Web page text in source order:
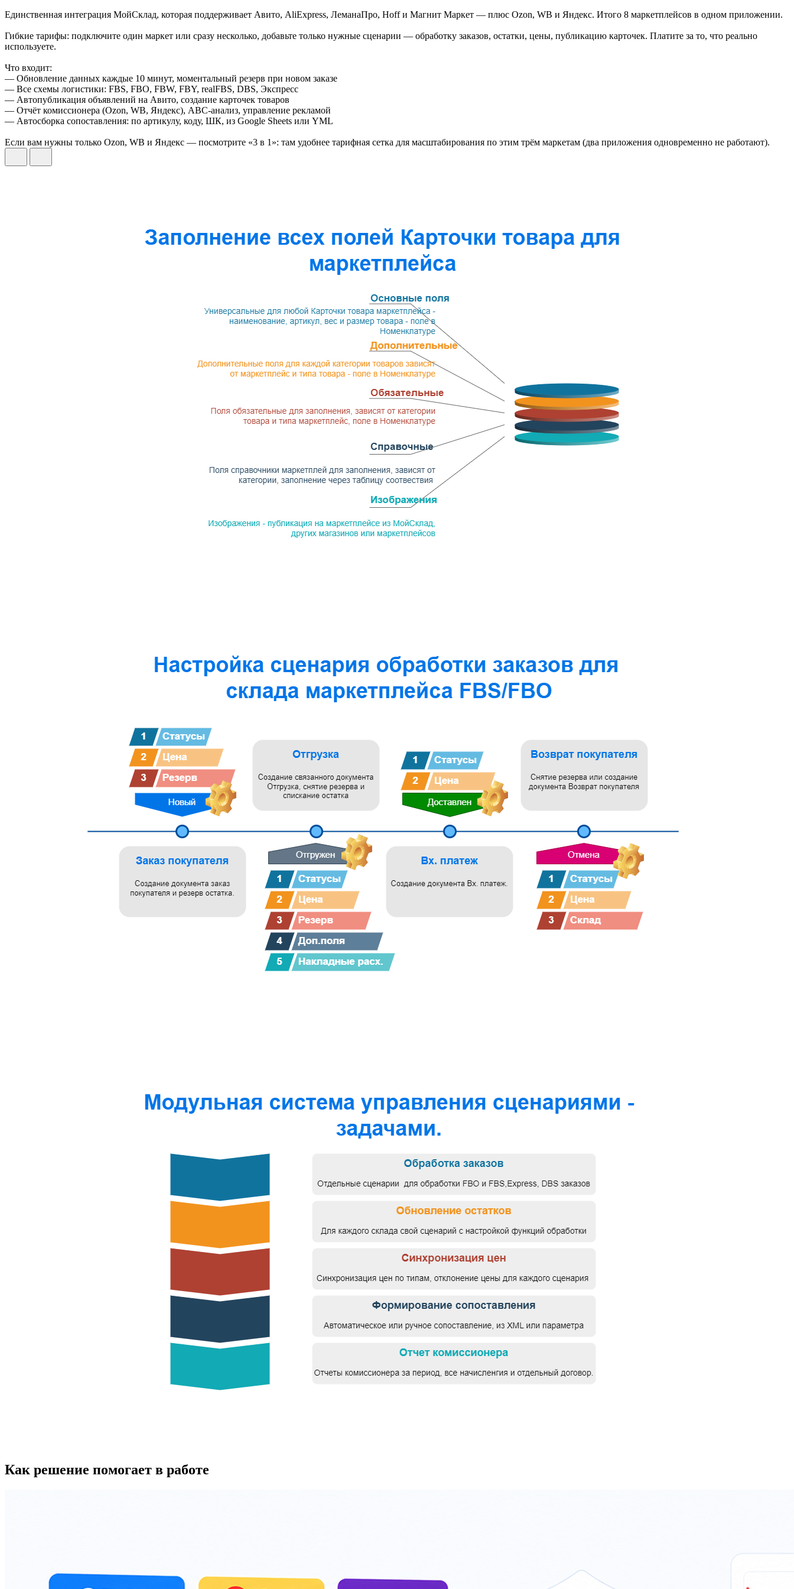
Единственная интеграция МойСклад, которая поддерживает Авито, AliExpress, ЛеманаПро, Hoff и Магнит Маркет — плюс Ozon, WB и Яндекс. Итого 8 маркетплейсов в одном приложении.
Гибкие тарифы: подключите один маркет или сразу несколько, добавьте только нужные сценарии — обработку заказов, остатки, цены, публикацию карточек. Платите за то, что реально
используете.
Что входит:
— Обновление данных каждые 10 минут, моментальный резерв при новом заказе
— Все схемы логистики: FBS, FBO, FBW, FBY, realFBS, DBS, Экспресс
— Автопубликация объявлений на Авито, создание карточек товаров
— Отчёт комиссионера (Ozon, WB, Яндекс), ABC-анализ, управление рекламой
— Автосборка сопоставления: по артикулу, коду, ШК, из Google Sheets или YML
Если вам нужны только Ozon, WB и Яндекс — посмотрите «3 в 1»: там удобнее тарифная сетка для масштабирования по этим трём маркетам (два приложения одновременно не работают).
Как решение помогает в работе